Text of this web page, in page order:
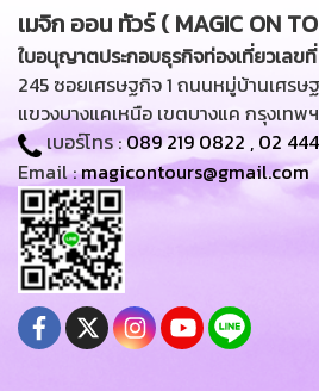
เมจิก ออน ทัวร์ ( MAGIC ON
ใบอนุญาตประกอบธุรกิจท่องเที่ยวเลขที่
245 ซอยเศรษฐกิจ 1 ถนนหมู่บ้านเศรษ
แขวงบางแคเหนือ เขตบางแค กรุงเทพ
เบอร์โทร :089 219 0822 , 02
Email :magicontours@gmail.com